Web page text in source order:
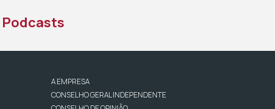
Podcasts
A EMPRESA
CONSELHO GERAL INDEPENDENTE